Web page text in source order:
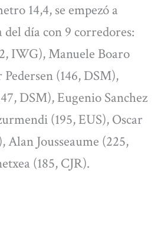
14,4, se empezó a
del día con 9 corredores:
IWG), Manuele Boaro
(146, DSM),
DSM), Eugenio Sanchez
(195, EUS), Oscar
Alan Jousseaume (225,
(185, CJR).